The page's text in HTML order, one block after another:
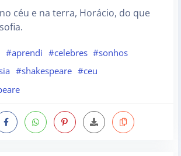
céu e na terra, Horácio, do que
#aprendi #celebres #sonhos
#shakespeare #ceu